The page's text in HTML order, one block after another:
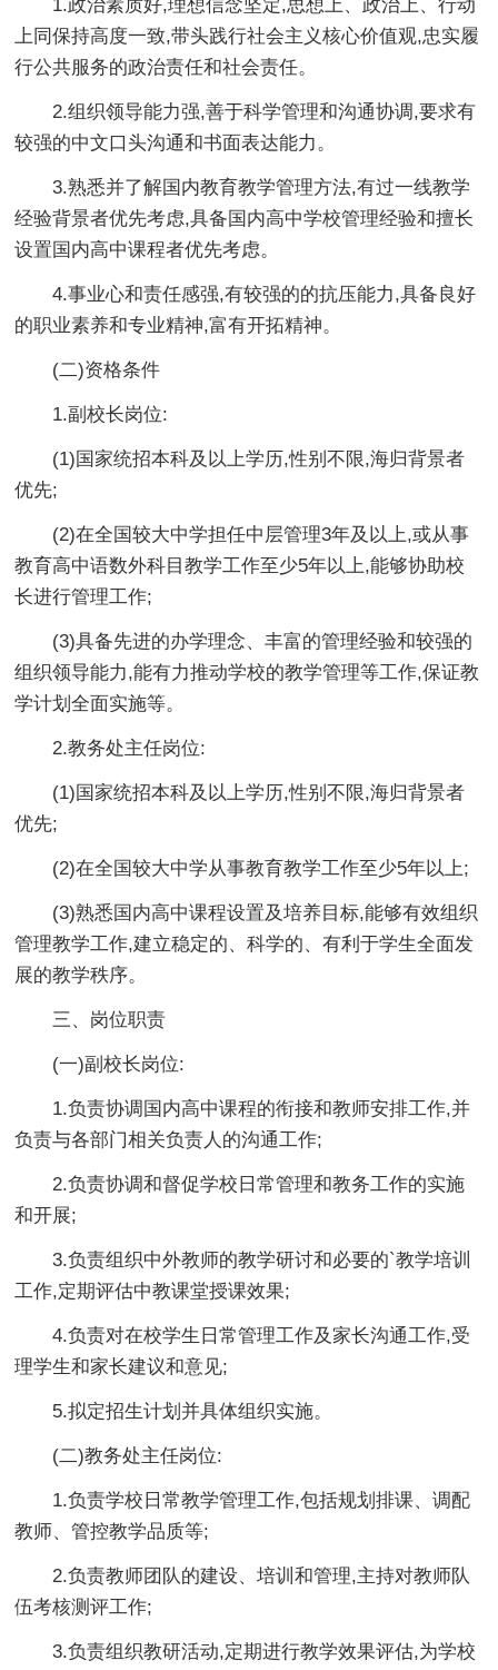
1.政治素质好,理想信念坚定,思想上、政治上、行动
上同保持高度一致,带头践行社会主义核心价值观,忠实履
行公共服务的政治责任和社会责任。
2.组织领导能力强,善于科学管理和沟通协调,要求有
较强的中文口头沟通和书面表达能力。
3.熟悉并了解国内教育教学管理方法,有过一线教学
经验背景者优先考虑,具备国内高中学校管理经验和擅长
设置国内高中课程者优先考虑。
4.事业心和责任感强,有较强的的抗压能力,具备良好
的职业素养和专业精神,富有开拓精神。
(二)资格条件
1.副校长岗位:
(1)国家统招本科及以上学历,性别不限,海归背景者
优先;
(2)在全国较大中学担任中层管理3年及以上,或从事
教育高中语数外科目教学工作至少5年以上,能够协助校
长进行管理工作;
(3)具备先进的办学理念、丰富的管理经验和较强的
组织领导能力,能有力推动学校的教学管理等工作,保证教
学计划全面实施等。
2.教务处主任岗位:
(1)国家统招本科及以上学历,性别不限,海归背景者
优先;
(2)在全国较大中学从事教育教学工作至少5年以上;
(3)熟悉国内高中课程设置及培养目标,能够有效组织
管理教学工作,建立稳定的、科学的、有利于学生全面发
展的教学秩序。
三、岗位职责
(一)副校长岗位:
1.负责协调国内高中课程的衔接和教师安排工作,并
负责与各部门相关负责人的沟通工作;
2.负责协调和督促学校日常管理和教务工作的实施
和开展;
3.负责组织中外教师的教学研讨和必要的`教学培训
工作,定期评估中教课堂授课效果;
4.负责对在校学生日常管理工作及家长沟通工作,受
理学生和家长建议和意见;
5.拟定招生计划并具体组织实施。
(二)教务处主任岗位:
1.负责学校日常教学管理工作,包括规划排课、调配
教师、管控教学品质等;
2.负责教师团队的建设、培训和管理,主持对教师队
伍考核测评工作;
3.负责组织教研活动,定期进行教学效果评估,为学校